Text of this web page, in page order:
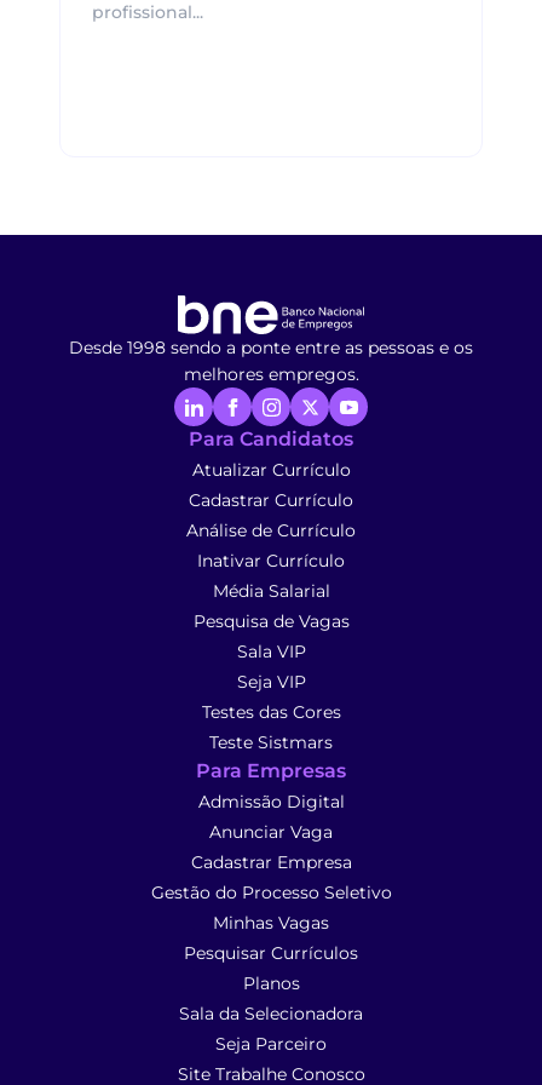
profissional...
Desde 1998 sendo a ponte entre as pessoas e os
melhores empregos.
Para Candidatos
Atualizar Currículo
Cadastrar Currículo
Análise de Currículo
Inativar Currículo
Média Salarial
Pesquisa de Vagas
Sala VIP
Seja VIP
Testes das Cores
Teste Sistmars
Para Empresas
Admissão Digital
Anunciar Vaga
Cadastrar Empresa
Gestão do Processo Seletivo
Minhas Vagas
Pesquisar Currículos
Planos
Sala da Selecionadora
Seja Parceiro
Site Trabalhe Conosco